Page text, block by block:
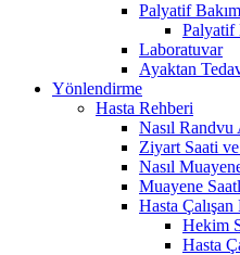
Palyatif
Palyatif
Laboratuvar
Ayaktan
Yönlendirme
Hasta Rehberi
Nasıl Randvu
Ziyart Saati
Nasıl
Muayene
Hasta
Hekim
Hasta